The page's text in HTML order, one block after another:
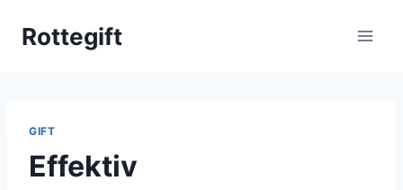
Rottegift
GIFT
Effektiv